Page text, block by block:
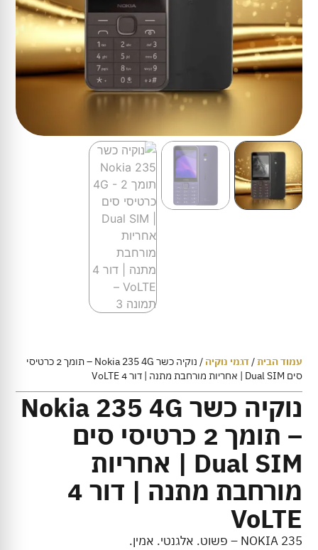
נוקיה כשר Nokia 235 4G
– תומך 2 כרטיסי סים
Dual SIM | אחריות
מורחבת מתנה | דור 4
VoLTE
עמוד הבית/דגמי נוקיה
/ נוקיה כשר Nokia 235 4G – תומך 2 כרטיסי
סים Dual SIM | אחריות מורחבת מתנה | דור 4 VoLTE
NOKIA 235 – פשוט. אלגנטי. אמין.